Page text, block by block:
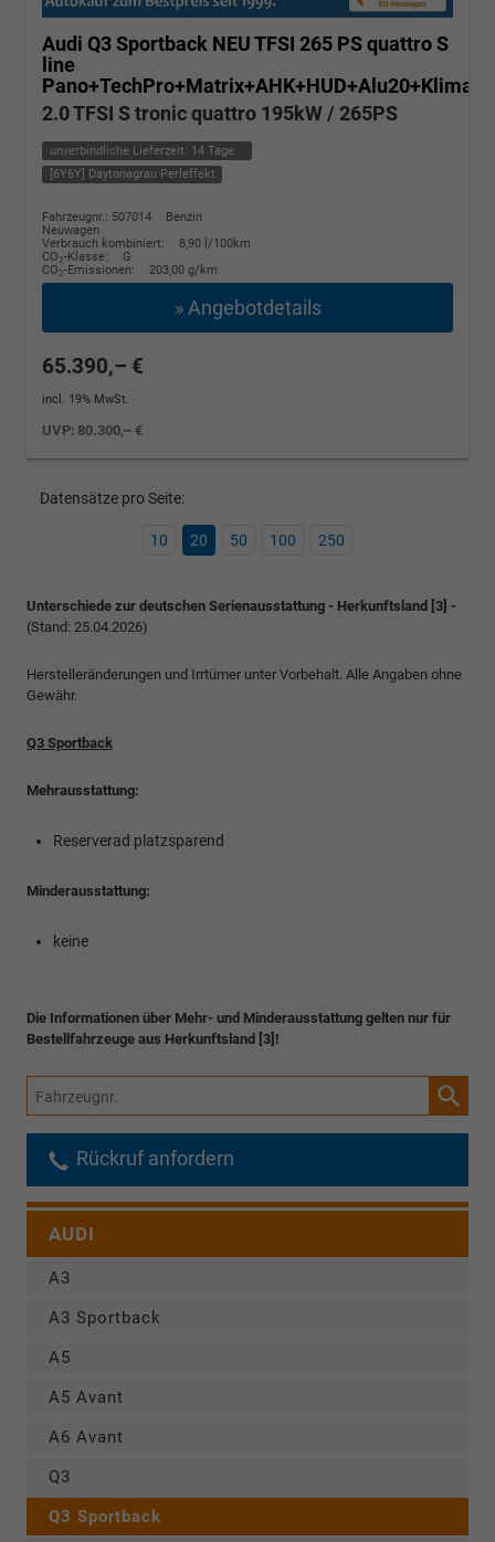
Audi Q3 Sportback NEU TFSI 265 PS quattro S
line
2.0 TFSI S tronic quattro 195kW / 265PS
unverbindliche Lieferzeit: 14 Tage
[6Y6Y] Daytonagrau Perleffekt
Fahrzeugnr.: 507014
Benzin
Neuwagen
Verbrauch kombiniert:
8,90 l/100km
CO2-Klasse:
G
CO2-Emissionen: 203,00 g/km
» Angebotdetails
65.390,– €
incl. 19% MwSt.
UVP: 80.300,– €
Datensätze pro Seite:
10 20 50 100 250
Unterschiede zur deutschen Serienausstattung - Herkunftsland [3] -
(Stand: 25.04.2026)
Herstelleränderungen und Irrtümer unter Vorbehalt. Alle Angaben ohne
Gewähr.
Q3 Sportback
Mehrausstattung:
Reserverad platzsparend
Minderausstattung:
keine
Die Informationen über Mehr- und Minderausstattung gelten nur für
Bestellfahrzeuge aus Herkunftsland [3]!
Fahrzeugnr.
Rückruf anfordern
AUDI
A3
A3 Sportback
A5
A5 Avant
A6 Avant
Q3
Q3 Sportback